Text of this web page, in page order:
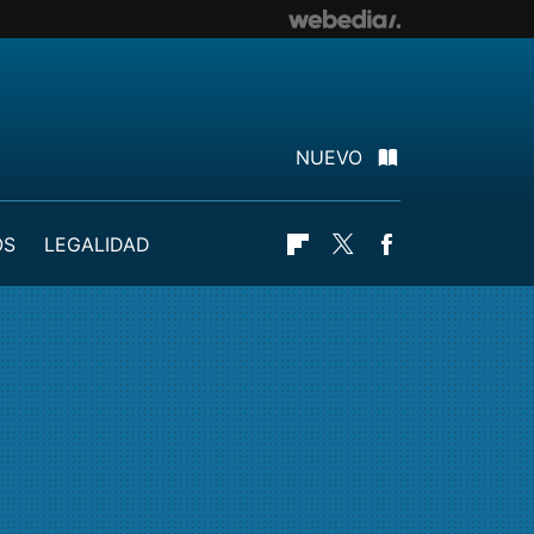
NUEVO
LEGALIDAD Flipboard
Twitter